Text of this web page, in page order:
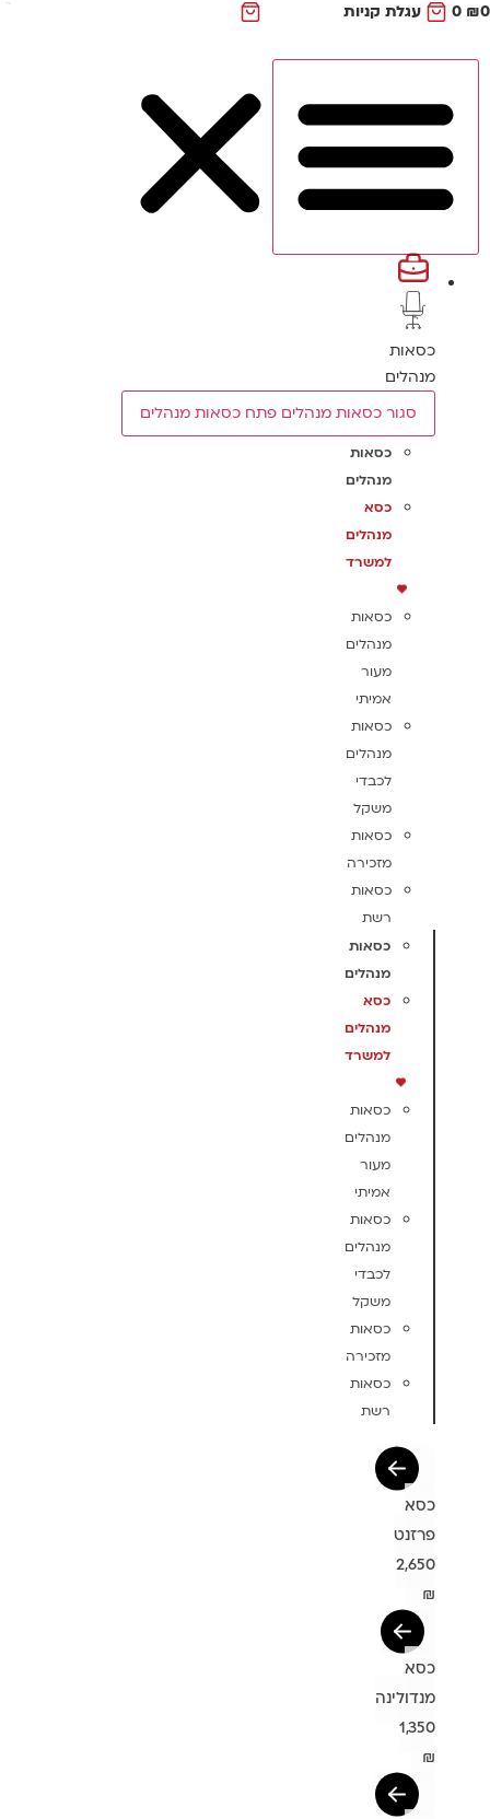
₪
0 עגלת קניות
כסאות
מנהלים
סגור כסאות מנהלים פתח כסאות מנהלים
כסאות
מנהלים
כסא
מנהלים
למשרד
כסאות
מנהלים
מעור
אמיתי
כסאות
מנהלים
לכבדי
משקל
כסאות
מזכירה
כסאות
רשת
כסאות
מנהלים
כסא
מנהלים
למשרד
כסאות
מנהלים
מעור
אמיתי
כסאות
מנהלים
לכבדי
משקל
כסאות
מזכירה
כסאות
רשת
כסא
פרזנט
2,650
₪
כסא
מנדולינה
1,350
₪